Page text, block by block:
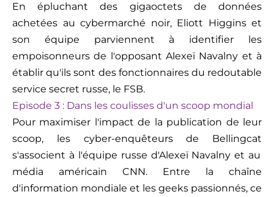
En épluchant des gigaoctetsde données
achetées au cybermarché noir, Eliott Higgins et
son équipe parviennent à identifier les
empoisonneurs de l'opposant Alexeï Navalny et à
établir qu'ils sont des fonctionnaires du redoutable
service secret russe, le FSB.
Episode 3 : Dans les coulisses d'un scoop mondial
Pour maximiser l'impact de la publication de leur
scoop, les cyber-enquêteurs de Bellingcat
s'associent à l'équipe russe d'Alexeï Navalny et au
média américain CNN. Entre la chaîne
d'information mondiale et les geeks passionnés, ce